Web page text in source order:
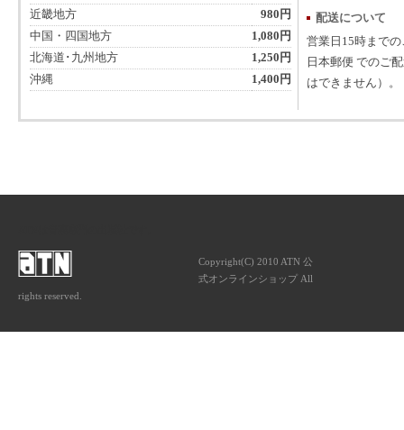
近畿地方
980円
中国・四国地方
1,080円
北海道･九州地方
1,250円
沖縄
1,400円
配送について
営業日15時まで
日本郵便 でのご
はできません）。
Copyright(C) 2010 ATN 公
式オンラインショップ All
rights reserved.